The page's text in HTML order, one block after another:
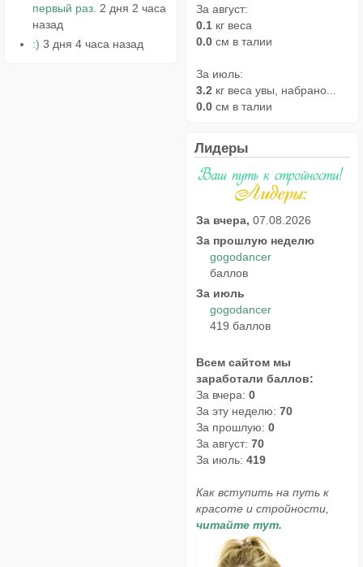
первый раз. 2 дня 2 часа
назад
:) 3 дня 4 часа назад
За август:
0.1 кг веса
0.0 см в талии
За июль:
3.2 кг веса увы, набрано...
0.0 см в талии
Лидеры
За вчера, 07.08.2026
За прошлую неделю
gogodancer
баллов
За июль
gogodancer
419 баллов
Всем сайтом мы
заработали баллов:
За вчера: 0
За эту неделю: 70
За прошлую: 0
За август: 70
За июль: 419
Как вступить на путь к
красоте и стройности,
читайте тут.